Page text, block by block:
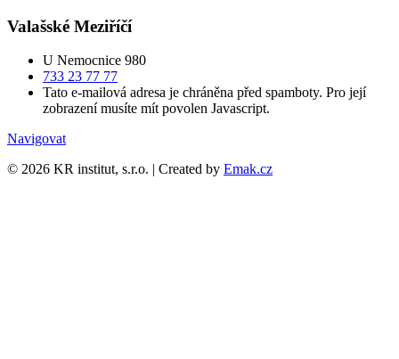
Valašské Meziříčí
U Nemocnice 980
733 23 77 77
Tato e-mailová adresa je chráněna před spamboty. Pro její
zobrazení musíte mít povolen Javascript.
Navigovat
© 2026 KR institut, s.r.o. | Created by Emak.cz